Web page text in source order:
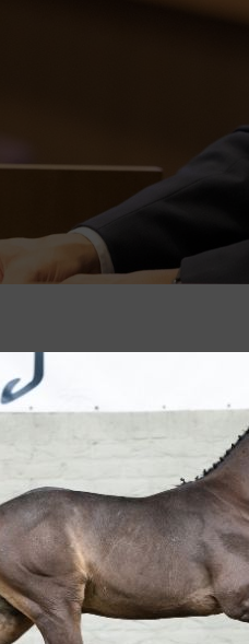
voor 2025 bekend
volgers zijn, blijven (in
thans wel
die met net geen
bij het
en events van